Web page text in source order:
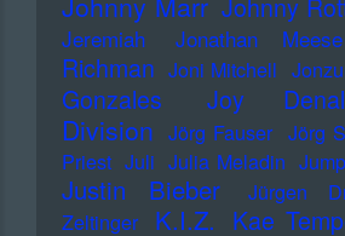
Johnny
Jeremiah
Jonathan Meese
Richman Joni Mitchell
Gonzales
Joy
Division Jörg Fauser Jörg
Priest Juli Julia Meladin
Justin Bieber Jürgen
Zeltinger
K.I.Z. Kae